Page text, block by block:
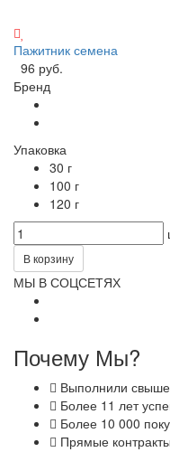
Пажитник семена
96 руб.
Бренд
Упаковка
30 г
100 г
120 г
В корзину
МЫ В СОЦСЕТЯХ
Почему Мы?
Выполнили свыше
Более 11 лет
Более 10 000
Прямые